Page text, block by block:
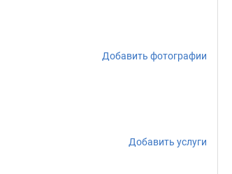
Добавить фотографии
Добавить услуги